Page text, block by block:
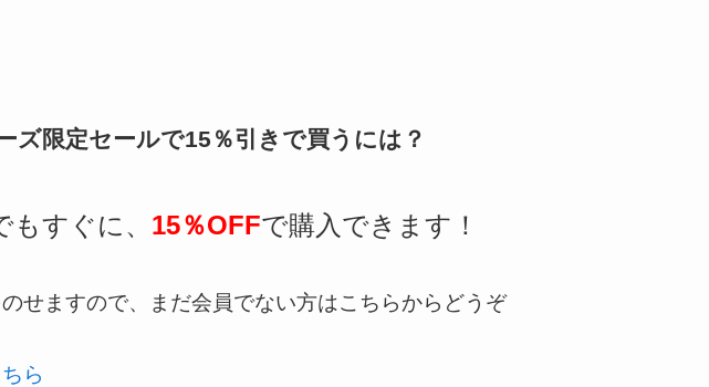
ズ限定セールで15％引きで買うには？
すぐに、 15％OFFで購入できます！
のせますので、まだ会員でない方はこちらからどうぞ
ら